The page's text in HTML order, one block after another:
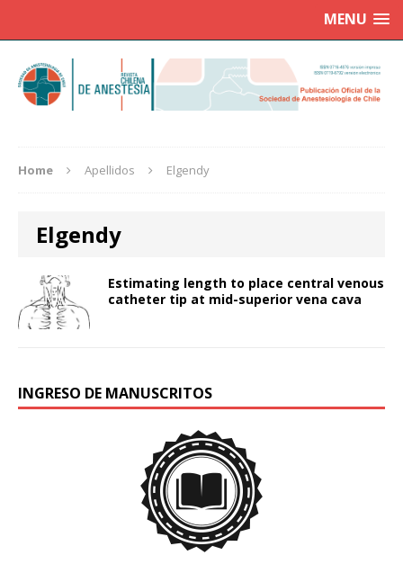
MENU
Home Apellidos Elgendy
Elgendy
Estimating length to place central venous
catheter tip at mid-superior vena cava
INGRESO DE MANUSCRITOS